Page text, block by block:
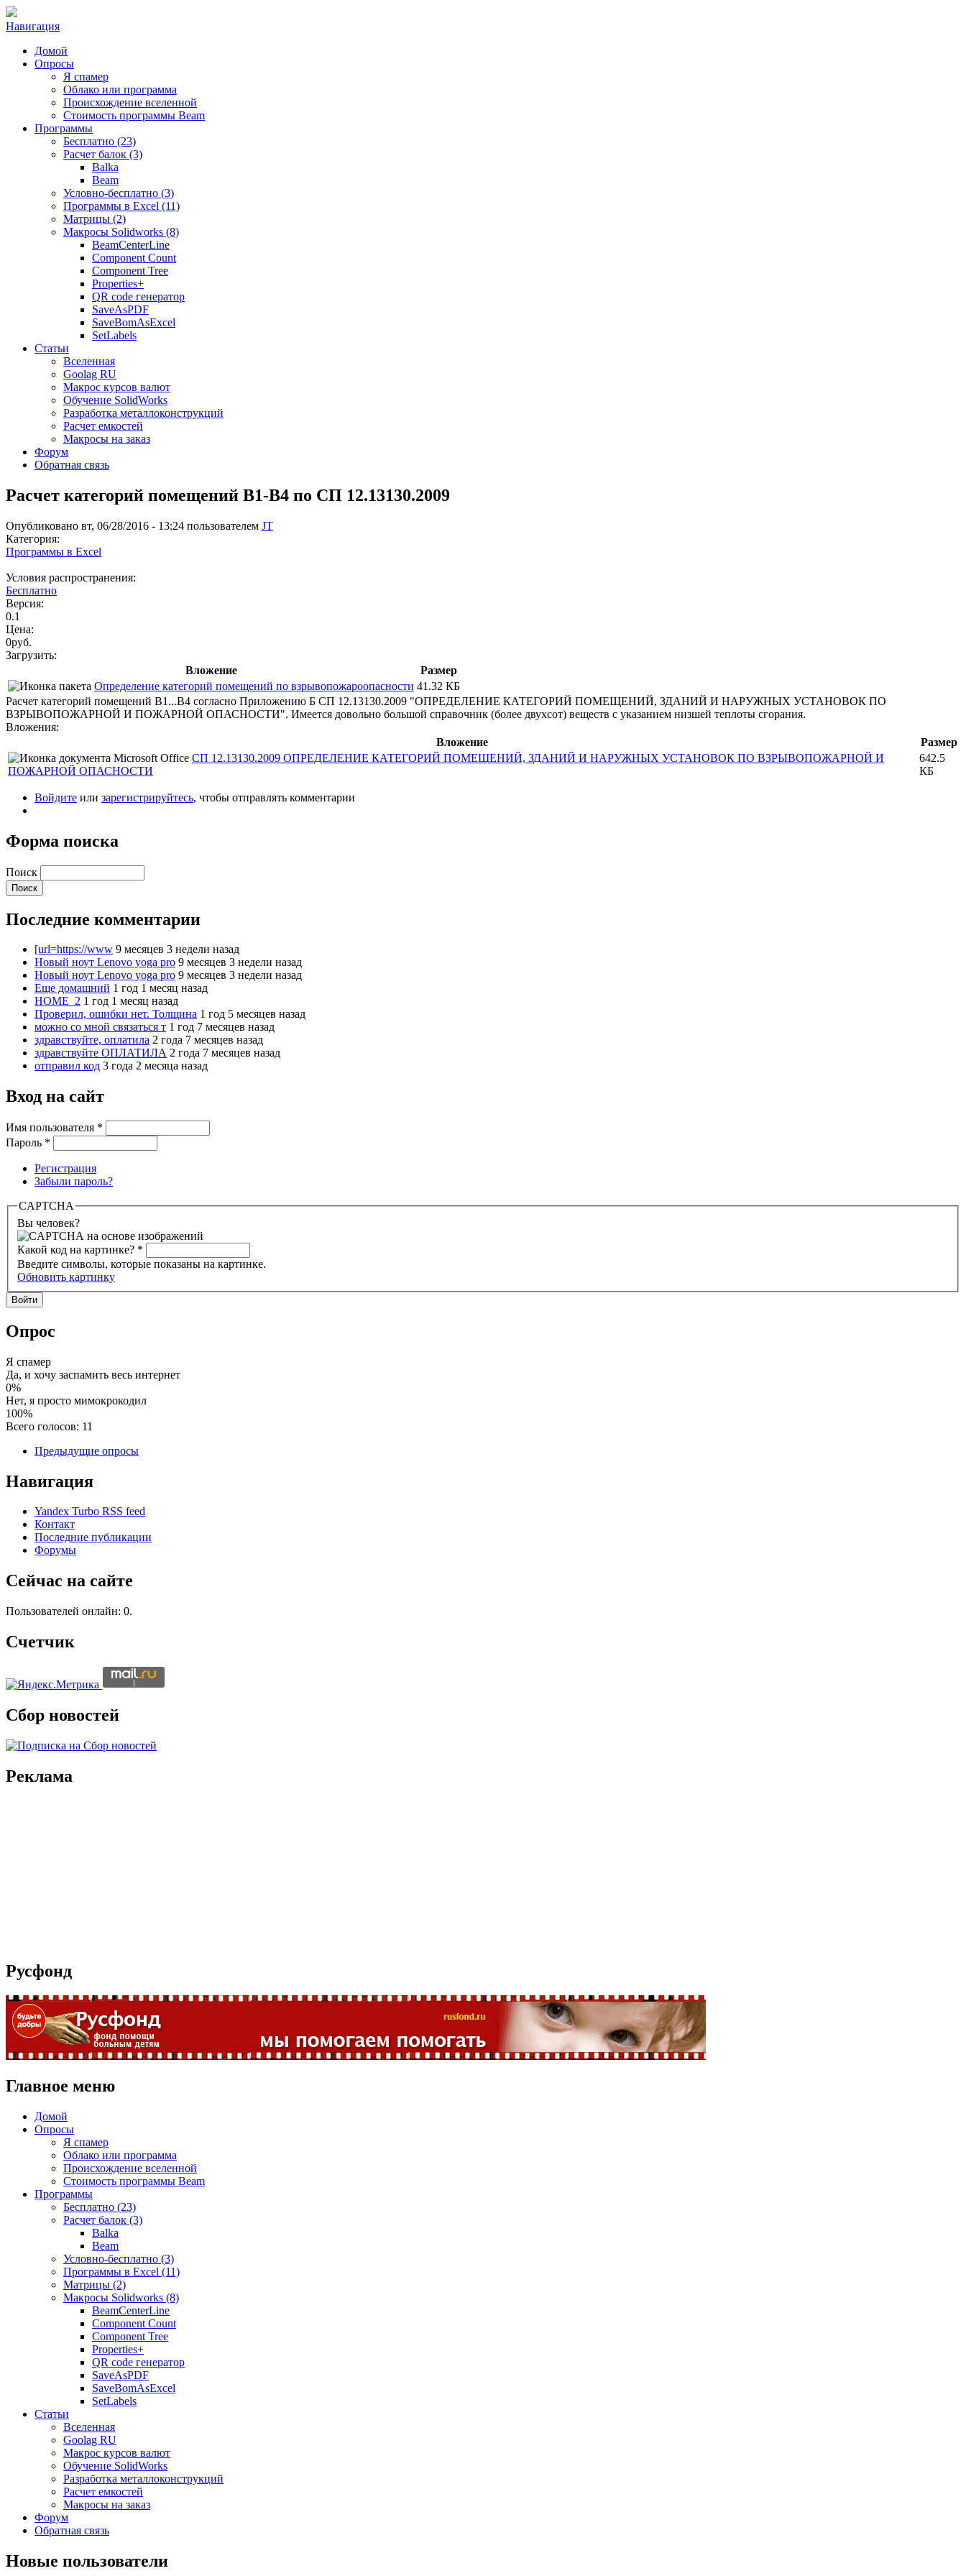
Навигация
Домой
Опросы
Я спамер
Облако или программа
Происхождение вселенной
Стоимость программы Beam
Программы
Бесплатно (23)
Расчет балок (3)
Balka
Beam
Условно-бесплатно (3)
Программы в Excel (11)
Матрицы (2)
Макросы Solidworks (8)
BeamCenterLine
Component Count
Component Tree
Properties+
QR code генератор
SaveAsPDF
SaveBomAsExcel
SetLabels
Статьи
Вселенная
Goolag RU
Макрос курсов валют
Обучение SolidWorks
Разработка металлоконструкций
Расчет емкостей
Макросы на заказ
Форум
Обратная связь
Расчет категорий помещений В1-В4 по СП 12.13130.2009
Опубликовано вт, 06/28/2016 - 13:24 пользователем JT
Категория:
Программы в Excel
Условия распространения:
Бесплатно
Версия:
0.1
Цена:
0руб.
Загрузить:
Вложение
Размер
Определение категорий помещений по взрывопожароопасности 41.32 КБ
Расчет категорий помещений В1...В4 согласно Приложению Б СП 12.13130.2009 "ОПРЕДЕЛЕНИЕ КАТЕГОРИЙ ПОМЕЩЕНИЙ, ЗДАНИЙ И НАРУЖНЫХ УСТАНОВОК ПО
ВЗРЫВОПОЖАРНОЙ И ПОЖАРНОЙ ОПАСНОСТИ". Имеется довольно большой справочник (более двухсот) веществ с указанием низшей теплоты сгорания.
Вложения:
Вложение
Размер
СП 12.13130.2009 ОПРЕДЕЛЕНИЕ КАТЕГОРИЙ ПОМЕЩЕНИЙ, ЗДАНИЙ И НАРУЖНЫХ УСТАНОВОК ПО ВЗРЫВОПОЖАРНОЙ И
ПОЖАРНОЙ ОПАСНОСТИ
642.5
КБ
Войдите или зарегистрируйтесь, чтобы отправлять комментарии
Форма поиска
Поиск
Последние комментарии
[url=https://www 9 месяцев 3 недели назад
Новый ноут Lenovo yoga pro 9 месяцев 3 недели назад
Новый ноут Lenovo yoga pro 9 месяцев 3 недели назад
Еще домашний 1 год 1 месяц назад
HOME_2 1 год 1 месяц назад
Проверил, ошибки нет. Толщина 1 год 5 месяцев назад
можно со мной связаться т 1 год 7 месяцев назад
здравствуйте, оплатила 2 года 7 месяцев назад
здравствуйте ОПЛАТИЛА 2 года 7 месяцев назад
отправил код 3 года 2 месяца назад
Вход на сайт
Имя пользователя *
Пароль *
Регистрация
Забыли пароль?
CAPTCHA
Вы человек?
Какой код на картинке? *
Введите символы, которые показаны на картинке.
Обновить картинку
Опрос
Я спамер
Да, и хочу заспамить весь интернет
0%
Нет, я просто мимокрокодил
100%
Всего голосов: 11
Предыдущие опросы
Навигация
Yandex Turbo RSS feed
Контакт
Последние публикации
Форумы
Сейчас на сайте
Пользователей онлайн: 0.
Счетчик
Сбор новостей
Реклама
Русфонд
Главное меню
Домой
Опросы
Я спамер
Облако или программа
Происхождение вселенной
Стоимость программы Beam
Программы
Бесплатно (23)
Расчет балок (3)
Balka
Beam
Условно-бесплатно (3)
Программы в Excel (11)
Матрицы (2)
Макросы Solidworks (8)
BeamCenterLine
Component Count
Component Tree
Properties+
QR code генератор
SaveAsPDF
SaveBomAsExcel
SetLabels
Статьи
Вселенная
Goolag RU
Макрос курсов валют
Обучение SolidWorks
Разработка металлоконструкций
Расчет емкостей
Макросы на заказ
Форум
Обратная связь
Новые пользователи